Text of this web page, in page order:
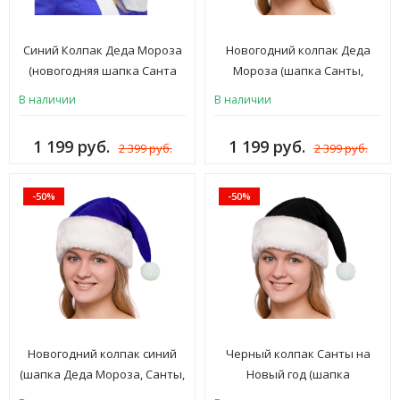
Синий Колпак Деда Мороза
(новогодняя шапка Санта
флис, ШК-2с
В наличии
1 199 руб. 2 399 руб.
Новогодний колпак Деда
Мороза (шапка Санты,
женщин, красный, флис, иск.
В наличии
1 199 руб. 2 399 руб.
-50%
Новогодний колпак синий
(шапка Деда Мороза, Санты,
-50%
Черный колпак Санты на
Новый год (шапка